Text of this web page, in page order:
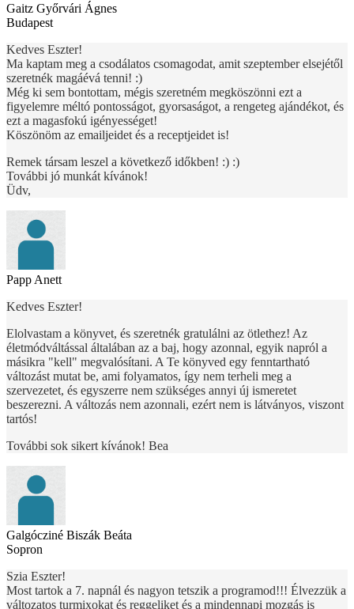
Gaitz Győrvári Ágnes
Budapest
Kedves Eszter!
Ma kaptam meg a csodálatos csomagodat, amit szeptember elsejétől
szeretnék magáévá tenni! :)
Még ki sem bontottam, mégis szeretném megköszönni ezt a
figyelemre méltó pontosságot, gyorsaságot, a rengeteg ajándékot, és
ezt a magasfokú igényességet!
Köszönöm az emailjeidet és a receptjeidet is!
Remek társam leszel a következő időkben! :) :)
További jó munkát kívánok!
Üdv,
Papp Anett
Kedves Eszter!
Elolvastam a könyvet, és szeretnék gratulálni az ötlethez! Az
életmódváltással általában az a baj, hogy azonnal, egyik napról a
másikra "kell" megvalósítani. A Te könyved egy fenntartható
változást mutat be, ami folyamatos, így nem terheli meg a
szervezetet, és egyszerre nem szükséges annyi új ismeretet
beszerezni. A változás nem azonnali, ezért nem is látványos, viszont
tartós!
További sok sikert kívánok! Bea
Galgócziné Biszák Beáta
Sopron
Szia Eszter!
Most tartok a 7. napnál és nagyon tetszik a programod!!! Élvezzük a
változatos turmixokat és reggeliket és a mindennapi mozgás is